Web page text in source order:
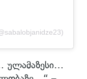
ულამაზესი…